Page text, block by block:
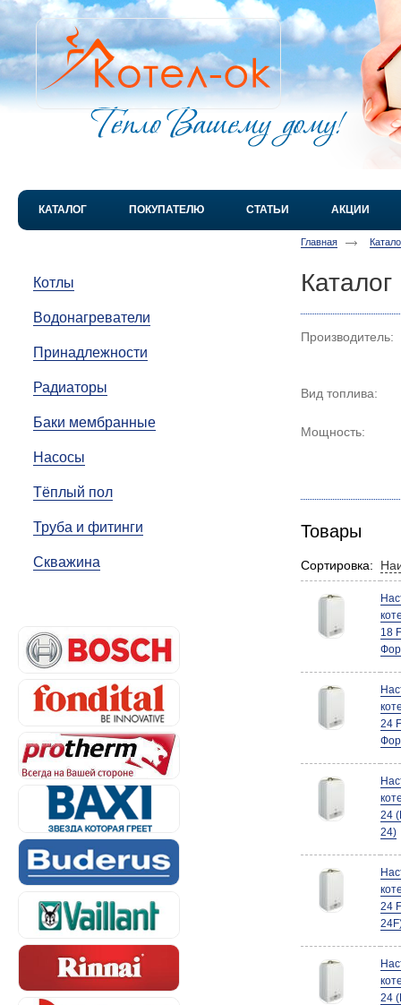
КАТАЛОГ ПОКУПАТЕЛЮ СТАТЬИ АКЦИИ
Котлы
Водонагреватели
Принадлежности
Радиаторы
Баки мембранные
Насосы
Тёплый пол
Труба и фитинги
Скважина
Главная
Каталог
Производитель:
Вид топлива:
Мощность:
Товары
Сортировка:
18
24
24
24)
24
24